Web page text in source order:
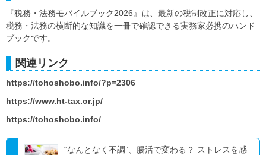
『税務・法務モバイルブック2026』は、最新の税制改正に対応し、
税務・法務の横断的な知識を一冊で確認できる実務家必携のハンド
ブックです。
関連リンク
https://tohoshobo.info/?p=2306
https://www.ht-tax.or.jp/
https://tohoshobo.info/
“なんとなく不調”、腸活で変わる？ ストレスを感